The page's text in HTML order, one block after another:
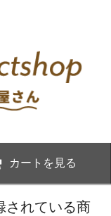
カートを見る
されている商